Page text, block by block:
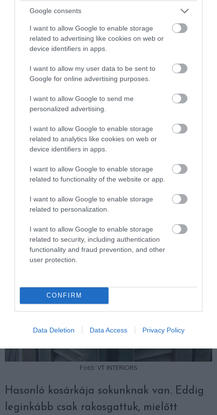
Google consents
I want to allow Google to enable storage
related to advertising like cookies on web or
device identifiers in apps.
I want to allow my user data to be sent to
Google for online advertising purposes.
I want to allow Google to send me
personalized advertising.
I want to allow Google to enable storage
related to analytics like cookies on web or
device identifiers in apps.
I want to allow Google to enable storage
related to functionality of the website or app.
I want to allow Google to enable storage
related to personalization.
I want to allow Google to enable storage
related to security, including authentication
functionality and fraud prevention, and other
user protection.
CONFIRM
Data Deletion Data Access Privacy Policy
Fotó: VERY TRULY ME
Moha alap, piciny tojások és egy masni –
Fotó: VT INTERIORS
Hasonló kosárkája sokunknak van. Eddig
leginkább csak rakosgattuk, mielőtt